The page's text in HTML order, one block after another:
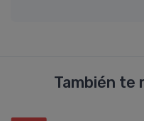
También te